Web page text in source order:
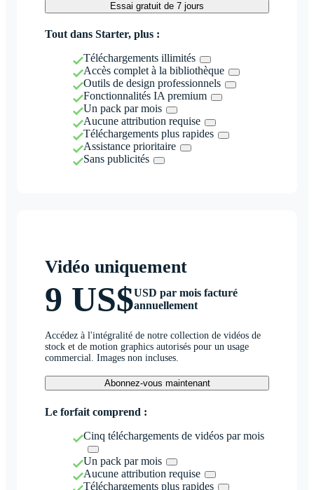
Essai gratuit de 7 jours
Tout dans Starter, plus :
Téléchargements illimités
Accès complet à la bibliothèque
Outils de design professionnels
Fonctionnalités IA premium
Un pack par mois
Aucune attribution requise
Téléchargements plus rapides
Assistance prioritaire
Sans publicités
Vidéo uniquement
9 US$USD par mois facturé
annuellement
Accédez à l'intégralité de notre collection de vidéos de
stock et de motion graphics autorisés pour un usage
commercial. Images non incluses.
Abonnez-vous maintenant
Le forfait comprend :
Cinq téléchargements de vidéos par mois
Un pack par mois
Aucune attribution requise
Téléchargements plus rapides